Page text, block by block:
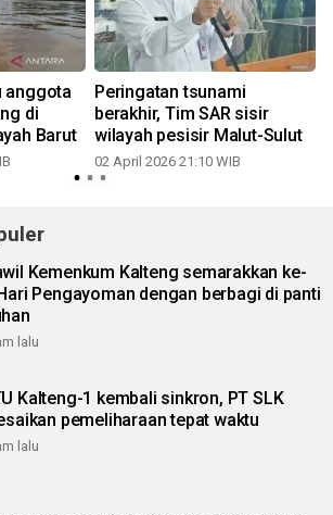
anggota
di
Barut
Peringatan tsunami
berakhir, Tim SAR sisir
wilayah pesisir Malut-Sulut
02 April 2026 21:10 WIB
Kemenkum Kalteng semarakkan ke-
Pengayoman dengan berbagi di panti
lalu
Kalteng-1 kembali sinkron, PT SLK
pemeliharaan tepat waktu
lalu